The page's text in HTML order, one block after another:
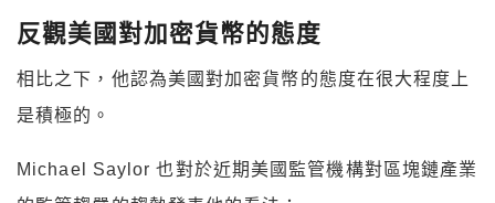
反觀美國對加密貨幣的態度
相比之下，他認為美國對加密貨幣的態度在很大程度上
是積極的。
Michael Saylor 也對於近期美國監管機構對區塊鏈產業